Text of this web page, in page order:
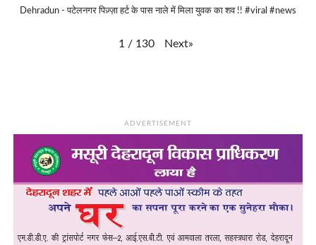
Dehradun - पटेलनगर पिज़्ज़ा हर्ट के पास नाले में मिला युवक का शव !! #viral #news
1 / 130 Next»
ADVERTISEMENT